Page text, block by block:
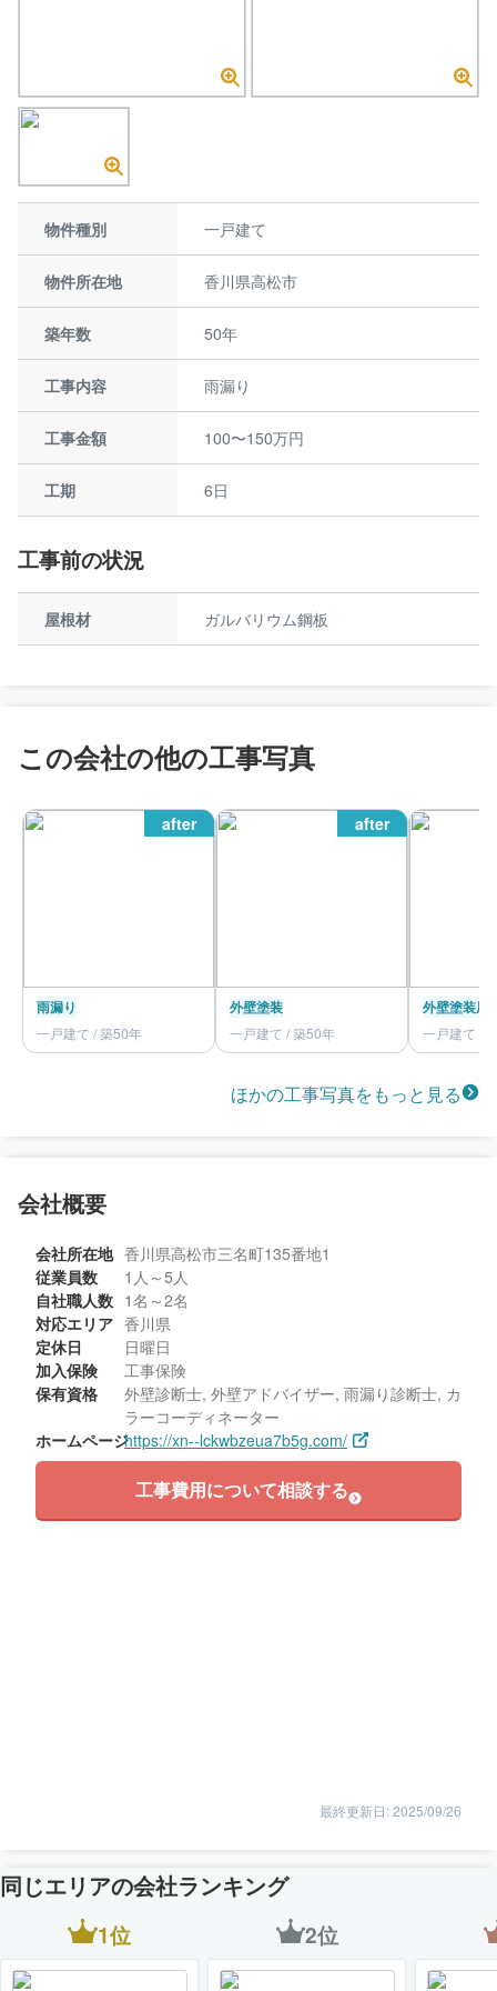
物件種別 一戸建て
物件所在地 香川県高松市
築年数 50年
工事内容 雨漏り
工事金額 100〜150万円
工期 6日
工事前の状況
屋根材 ガルバリウム鋼板
この会社の他の工事写真
after
雨漏り
一戸建て / 築50年
after
外壁塗装
一戸建て / 築50年
外壁塗装屋
一戸建て /
ほかの工事写真をもっと見る
会社概要
会社所在地 香川県高松市三名町135番地1
従業員数
1人～5人
自社職人数 1名～2名
対応エリア 香川県
定休日
日曜日
加入保険
工事保険
保有資格
外壁診断士, 外壁アドバイザー, 雨漏り診断士, カ
ラーコーディネーター
ホームページhttps://xn--lckwbzeua7b5g.com/
工事費用について相談する
最終更新日: 2025/09/26
同じエリアの会社ランキング
1位 2位